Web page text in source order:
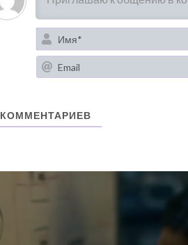
КОММЕНТАРИЕВ